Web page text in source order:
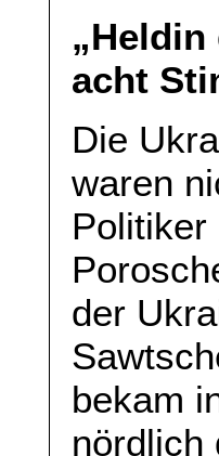
acht
Die
waren
Politiker
der
bekam
nördlich